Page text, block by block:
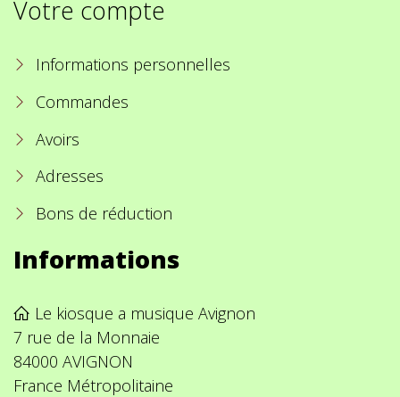
Votre compte
Informations personnelles
Commandes
Avoirs
Adresses
Bons de réduction
Informations
Le kiosque a musique Avignon
7 rue de la Monnaie
84000 AVIGNON
France Métropolitaine